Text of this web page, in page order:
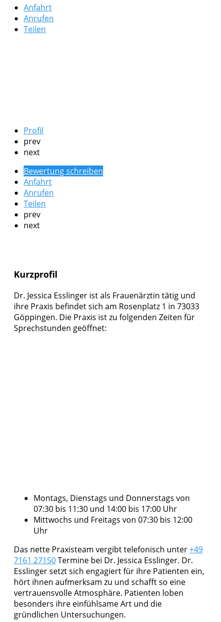
Anfahrt
Anrufen
Teilen
Profil
prev
next
Bewertung schreiben
Anfahrt
Anrufen
Teilen
prev
next
Kurzprofil
Dr. Jessica Esslinger ist als Frauenärztin tätig und
ihre Praxis befindet sich am Rosenplatz 1 in 73033
Göppingen. Die Praxis ist zu folgenden Zeiten für
Sprechstunden geöffnet:
Montags, Dienstags und Donnerstags von
07:30 bis 11:30 und 14:00 bis 17:00 Uhr
Mittwochs und Freitags von 07:30 bis 12:00
Uhr
Das nette Praxisteam vergibt telefonisch unter+49
7161 27150Termine bei Dr. Jessica Esslinger. Dr.
Esslinger setzt sich engagiert für ihre Patienten ein,
hört ihnen aufmerksam zu und schafft so eine
vertrauensvolle Atmosphäre. Patienten loben
besonders ihre einfühlsame Art und die
gründlichen Untersuchungen.